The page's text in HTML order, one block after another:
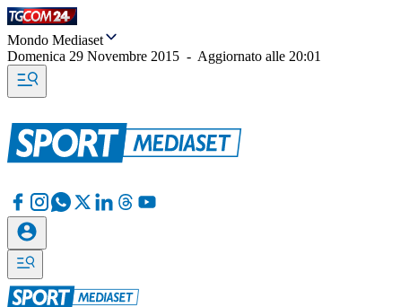
Mondo Mediaset
Domenica 29 Novembre 2015 - Aggiornato alle 20:01